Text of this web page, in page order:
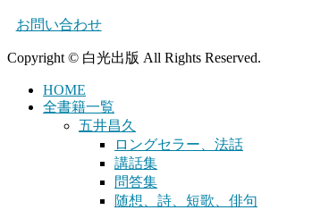
お問い合わせ
Copyright © 白光出版 All Rights Reserved.
HOME
全書籍一覧
五井昌久
ロングセラー、法話
講話集
問答集
随想、詩、短歌、俳句